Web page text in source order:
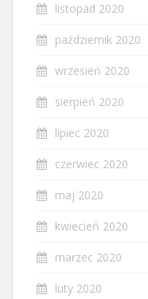
listopad 2020
październik 2020
wrzesień 2020
sierpień 2020
lipiec 2020
czerwiec 2020
maj 2020
kwiecień 2020
marzec 2020
luty 2020